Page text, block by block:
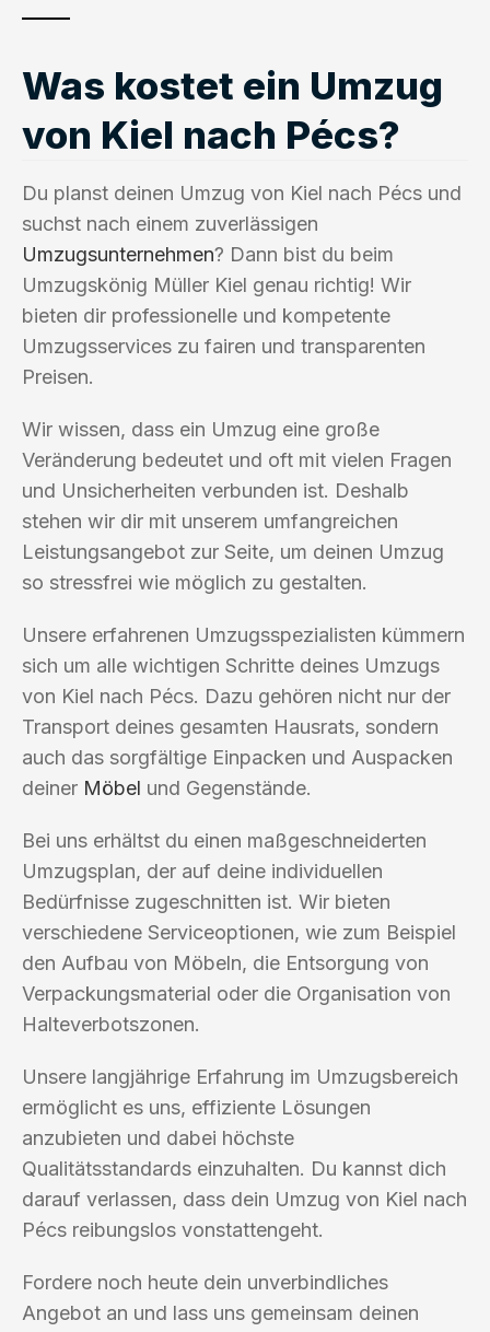
Was kostet ein Umzug
von Kiel nach Pécs?
Du planst deinen Umzug von Kiel nach Pécs und
suchst nach einem zuverlässigen
Umzugsunternehmen? Dann bist du beim
Umzugskönig Müller Kiel genau richtig! Wir
bieten dir professionelle und kompetente
Umzugsservices zu fairen und transparenten
Preisen.
Wir wissen, dass ein Umzug eine große
Veränderung bedeutet und oft mit vielen Fragen
und Unsicherheiten verbunden ist. Deshalb
stehen wir dir mit unserem umfangreichen
Leistungsangebot zur Seite, um deinen Umzug
so stressfrei wie möglich zu gestalten.
Unsere erfahrenen Umzugsspezialisten kümmern
sich um alle wichtigen Schritte deines Umzugs
von Kiel nach Pécs. Dazu gehören nicht nur der
Transport deines gesamten Hausrats, sondern
auch das sorgfältige Einpacken und Auspacken
deiner Möbel und Gegenstände.
Bei uns erhältst du einen maßgeschneiderten
Umzugsplan, der auf deine individuellen
Bedürfnisse zugeschnitten ist. Wir bieten
verschiedene Serviceoptionen, wie zum Beispiel
den Aufbau von Möbeln, die Entsorgung von
Verpackungsmaterial oder die Organisation von
Halteverbotszonen.
Unsere langjährige Erfahrung im Umzugsbereich
ermöglicht es uns, effiziente Lösungen
anzubieten und dabei höchste
Qualitätsstandards einzuhalten. Du kannst dich
darauf verlassen, dass dein Umzug von Kiel nach
Pécs reibungslos vonstattengeht.
Fordere noch heute dein unverbindliches
Angebot an und lass uns gemeinsam deinen